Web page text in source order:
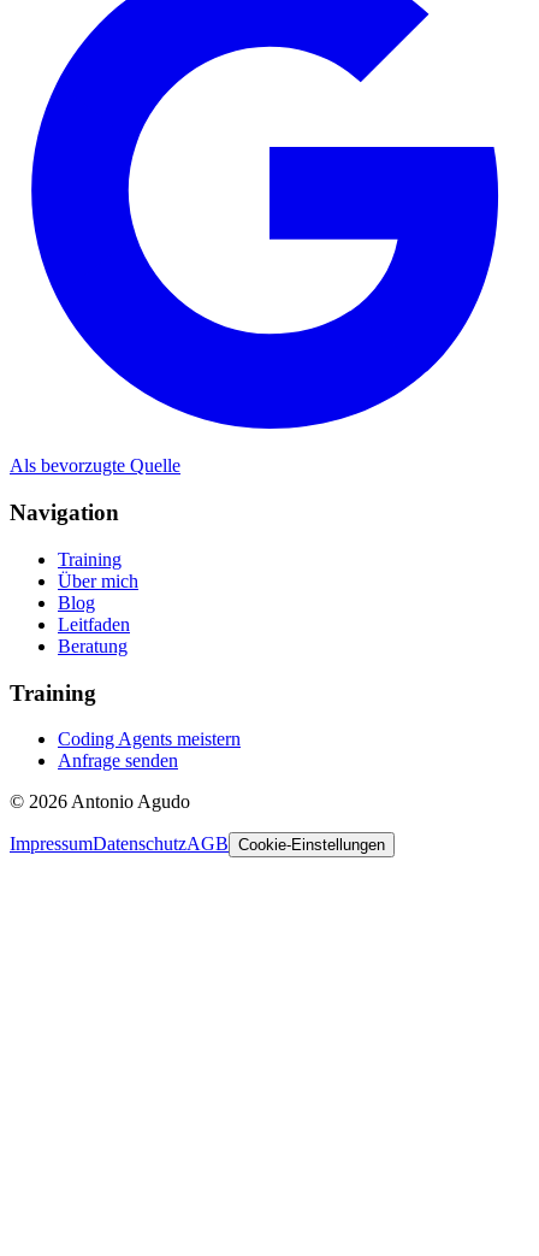
Als bevorzugte Quelle
Navigation
Training
Über mich
Blog
Leitfaden
Beratung
Training
Coding Agents meistern
Anfrage senden
© 2026 Antonio Agudo
ImpressumDatenschutzAGB Cookie-Einstellungen